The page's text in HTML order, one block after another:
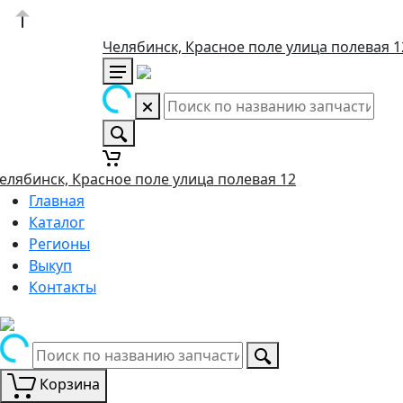
Челябинск, Красное поле улица полевая
Красное поле улица полевая 12
Главная
Каталог
Регионы
Выкуп
Контакты
Корзина